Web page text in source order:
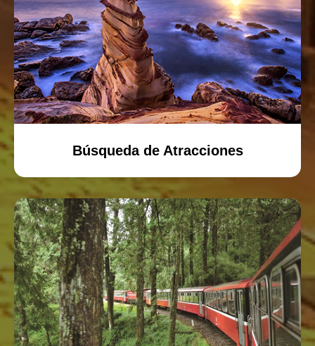
Búsqueda de Atracciones